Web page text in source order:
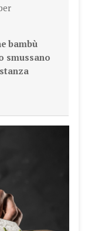
bambù
smussano